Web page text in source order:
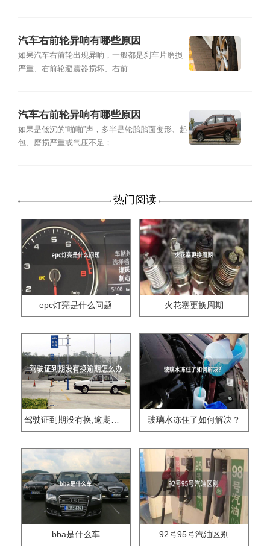
汽车右前轮异响有哪些原因
如果汽车右前轮出现异响，一般都是刹车片磨损
严重、右前轮避震器损坏、右前...
汽车右前轮异响有哪些原因
如果是低沉的“啪啪”声，多半是轮胎胎面变形、起
包、磨损严重或气压不足；...
热门阅读
epc灯亮是什么问题 火花塞更换周期
驾驶证到期没有换,逾期怎么办?? 玻璃水冻住了如何解决？
bba是什么车 92号95号汽油区别